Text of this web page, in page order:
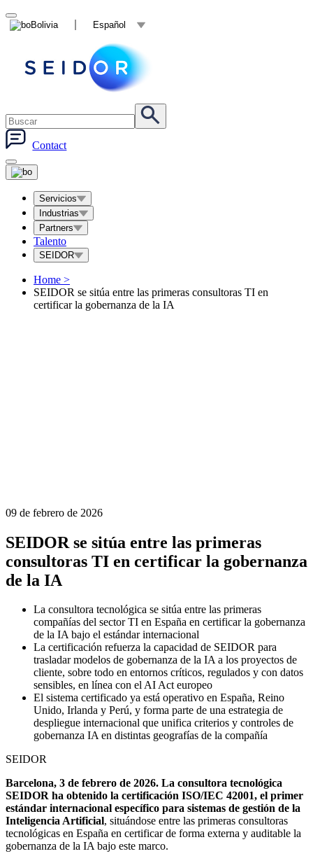
Bolivia Español
Contact
Servicios
Industrias
Partners
Talento
SEIDOR
Home >
SEIDOR se sitúa entre las primeras consultoras TI en
certificar la gobernanza de la IA
09 de febrero de 2026
SEIDOR se sitúa entre las primeras
consultoras TI en certificar la gobernanza
de la IA
La consultora tecnológica se sitúa entre las primeras
compañías del sector TI en España en certificar la gobernanza
de la IA bajo el estándar internacional
La certificación refuerza la capacidad de SEIDOR para
trasladar modelos de gobernanza de la IA a los proyectos de
cliente, sobre todo en entornos críticos, regulados y con datos
sensibles, en línea con el AI Act europeo
El sistema certificado ya está operativo en España, Reino
Unido, Irlanda y Perú, y forma parte de una estrategia de
despliegue internacional que unifica criterios y controles de
gobernanza IA en distintas geografías de la compañía
SEIDOR
Barcelona, 3 de febrero de 2026. La consultora tecnológica
SEIDOR ha obtenido la certificación ISO/IEC 42001, el primer
estándar internacional específico para sistemas de gestión de la
Inteligencia Artificial, situándose entre las primeras consultoras
tecnológicas en España en certificar de forma externa y auditable la
gobernanza de la IA bajo este marco.